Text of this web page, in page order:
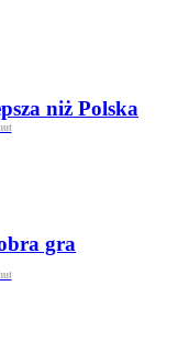
niż Polska
gra